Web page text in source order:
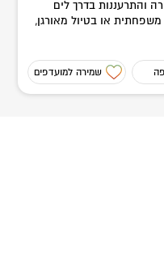
והתרעננות בדרך לים
או בטיול מאורגן,
שמירה למועדפים